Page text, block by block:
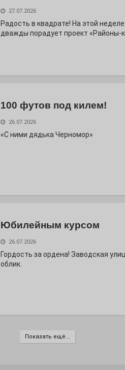
27.07.2026
Радость в квадрате! На этой
дважды порадует проект «Районы-
100 футов под килем!
26.07.2026
«С ними дядька Черномор»
Юбилейным курсом
26.07.2026
Гордость за ордена! Заводская
облик.
Показать ещё...